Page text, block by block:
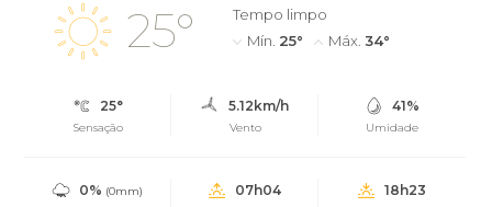
25°
Tempo limpo
Mín. 25° Máx. 34°
25°
Sensação
5.12km/h
Vento
41%
Umidade
0% (0mm)
07h04 18h23